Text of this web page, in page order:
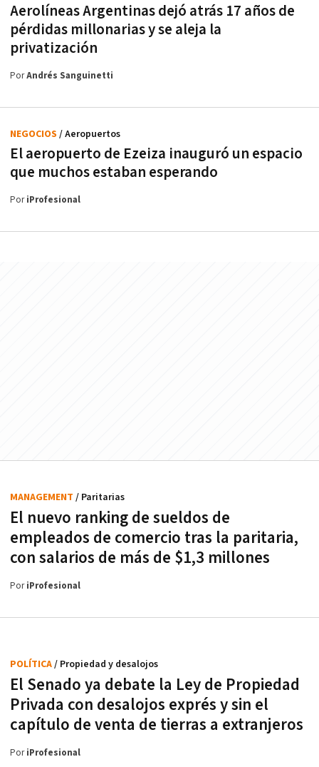
Aerolíneas Argentinas dejó atrás 17 años de
pérdidas millonarias y se aleja la
privatización
PorAndrés Sanguinetti
El aeropuerto de Ezeiza inauguró un espacio
que muchos estaban esperando
NEGOCIOS / Aeropuertos
PoriProfesional
El nuevo ranking de sueldos de
empleados de comercio tras la paritaria,
con salarios de más de $1,3 millones
MANAGEMENT / Paritarias
PoriProfesional
El Senado ya debate la Ley de Propiedad
Privada con desalojos exprés y sin el
capítulo de venta de tierras a extranjeros
POLÍTICA/ Propiedad y desalojos
PoriProfesional